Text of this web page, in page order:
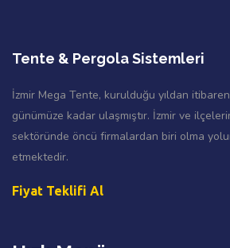
Tente & Pergola Sistemleri
İzmir Mega Tente, kurulduğu yıldan
günümüze kadar ulaşmıştır. İzmir ve
sektöründe öncü firmalardan biri olma
etmektedir.
Fiyat Teklifi Al